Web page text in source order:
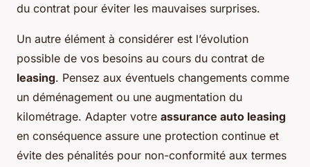
du contrat pour éviter les mauvaises surprises.
Un autre élément à considérer est l’évolution
possible de vos besoins au cours du contrat de
leasing. Pensez aux éventuels changements comme
un déménagement ou une augmentation du
kilométrage. Adapter votre assurance auto leasing
en conséquence assure une protection continue et
évite des pénalités pour non-conformité aux termes